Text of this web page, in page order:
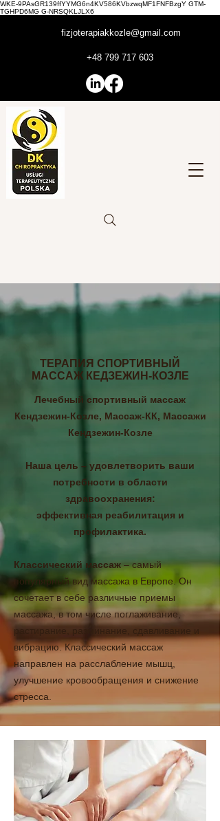
WKE-9PAsGR139ffYYMG6n4KV586KVbzwqMF1FNFBzgY GTM-
TGHPD6MG G-NRSQKLJLX6
fizjoterapiakkozle@gmail.com
+48 799 717 603
ТЕРАПИЯ СПОРТИВНЫЙ
МАССАЖ КЕДЗЕЖИН-КОЗЛЕ
Лечебный спортивный массаж
Кендзежин-Козле, Массаж-КК, Массажи
Кендзежин-Козле
Наша цель – удовлетворить ваши
потребности в области
здравоохранения:
эффективная реабилитация и
профилактика.
Классический массаж– самый
популярный вид массажа в Европе. Он
сочетает в себе различные приемы
массажа, в том числе поглаживание,
растирание, разминание, сдавливание и
вибрацию. Классический массаж
направлен на расслабление мышц,
улучшение кровообращения и снижение
стресса.